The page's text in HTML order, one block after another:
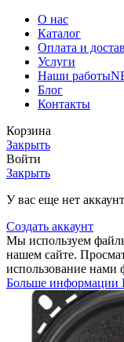
О нас
Каталог
Оплата и
Услуги
Наши работы
Блог
Контакты
Корзина
Закрыть
Войти
Закрыть
У вас еще нет
Создать аккаунт
Мы используем
нашем сайте.
использование нами
Больше информации